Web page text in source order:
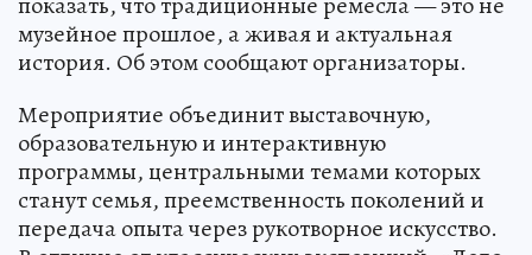
музейное прошлое, а живая и актуальная
история. Об этом сообщают организаторы.
Мероприятие объединит выставочную,
образовательную и интерактивную
программы, центральными темами которых
станут семья, преемственность поколений и
передача опыта через рукотворное искусство.